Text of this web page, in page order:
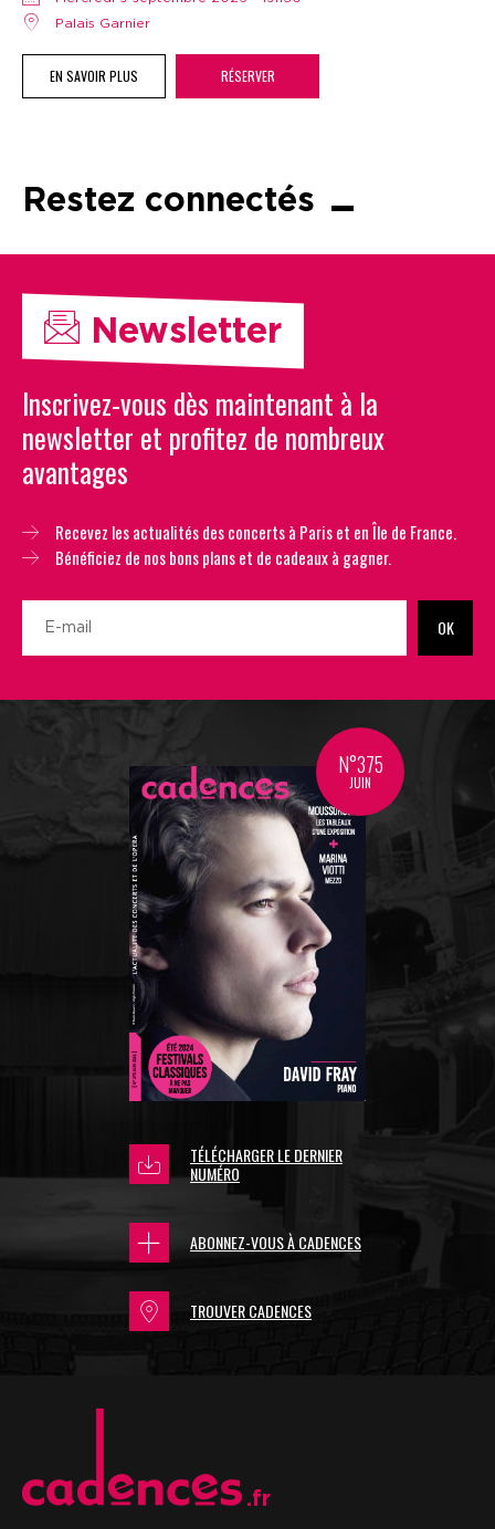
Palais Garnier
EN SAVOIR PLUS RÉSERVER
Restez connectés
Newsletter
Inscrivez-vous dès maintenant à la
newsletter et profitez de nombreux
avantages
Recevez les actualités des concerts à Paris et en Île de France.
Bénéficiez de nos bons plans et de cadeaux à gagner.
OK
N°375
JUIN
TÉLÉCHARGER LE DERNIER
NUMÉRO
ABONNEZ-VOUS À CADENCES
TROUVER CADENCES
.fr